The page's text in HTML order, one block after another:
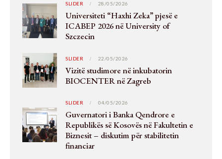
SLIDER 28/05/2026
Universiteti “Haxhi Zeka” pjesë e
ICABEP 2026 në University of
Szczecin
SLIDER 22/05/2026
Vizitë studimore në inkubatorin
BIOCENTER në Zagreb
SLIDER 04/05/2026
Guvernatori i Banka Qendrore e
Republikës së Kosovës në Fakultetin e
Biznesit – diskutim për stabilitetin
financiar